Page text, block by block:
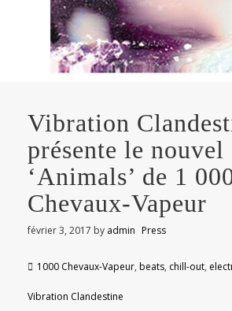
Vibration
présente le nouvel
‘Animals’ de 1
Chevaux-Vapeur
février 3, 2017 by admin Press
1000 Chevaux-Vapeur, beats, chill-out,
Vibration Clandestine